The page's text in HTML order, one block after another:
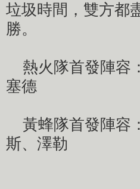
垃圾時間，雙方都
勝。
熱火隊首發陣容
塞德
黃蜂隊首發陣容
斯、澤勒